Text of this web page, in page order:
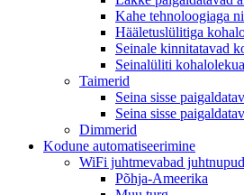
Kahe tehnoloogiaga
Hääletuslülitiga
Seinale kinnitatavad
Seinalüliti
Taimerid
Seina sisse
Seina sisse
Dimmerid
Kodune automatiseerimine
WiFi juhtmevabad juhtnupud
Põhja-Ameerika